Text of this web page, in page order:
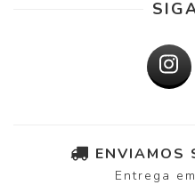
ENVIAMOS
Entrega